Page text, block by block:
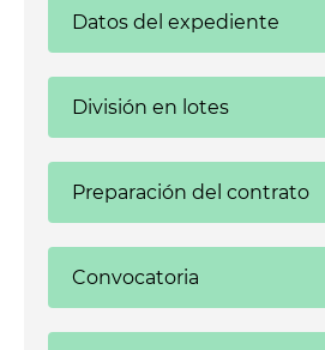
Datos del expediente
División en lotes
Preparación del contrato
Convocatoria